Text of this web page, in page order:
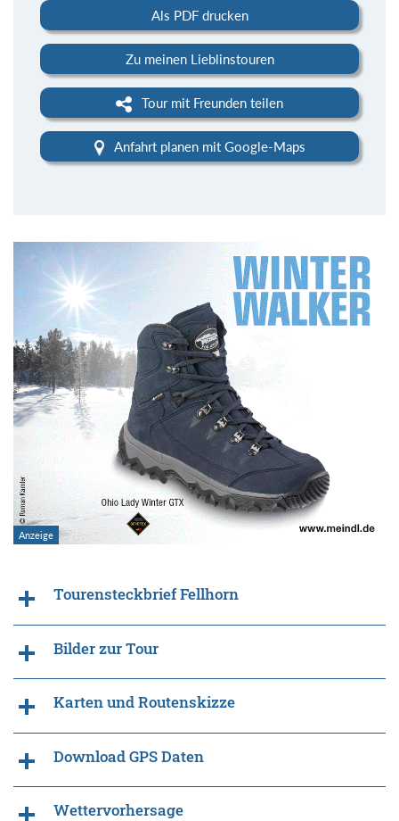
Als PDF drucken
Zu meinen Lieblinstouren
Tour mit Freunden teilen
Anfahrt planen mit Google-Maps
Tourensteckbrief Fellhorn
Bilder zur Tour
Karten und Routenskizze
Download GPS Daten
Wettervorhersage